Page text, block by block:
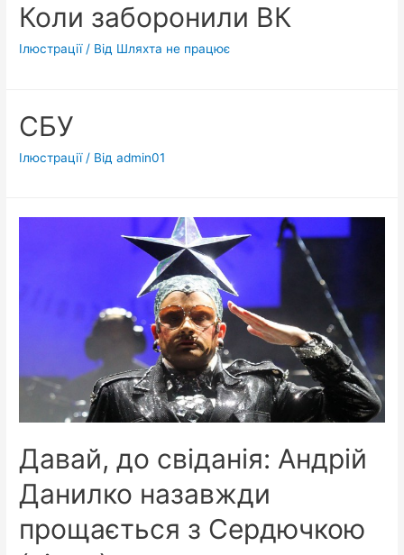
Коли заборонили ВК
Ілюстрації/ Від Шляхта не працює
СБУ
Ілюстрації/ Відadmin01
Давай, до свіданія: Андрій
Данилко назавжди
прощається з Сердючкою